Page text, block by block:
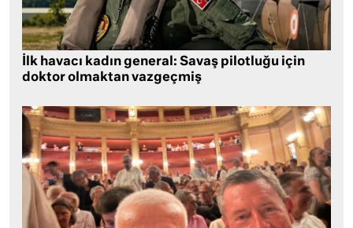
İlk havacı kadın general: Savaş pilotluğu için
doktor olmaktan vazgeçmiş